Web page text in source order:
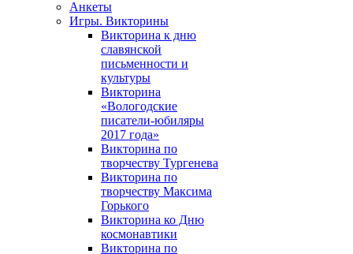
Анкеты
Игры. Викторины
Викторина к дню
славянской
письменности и
культуры
Викторина
«Вологодские
писатели-юбиляры
2017 года»
Викторина по
творчеству Тургенева
Викторина по
творчеству Максима
Горького
Викторина ко Дню
космонавтики
Викторина по